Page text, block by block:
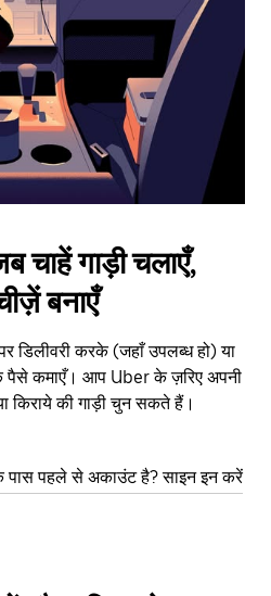
गाड़ी चलाएँ,
बनाएँ
करके (जहाँ उपलब्ध हो) या
पैसे कमाएँ। आप Uber के ज़रिए अपनी
किराये की गाड़ी चुन सकते हैं।
पास पहले से अकाउंट है? साइन इन करें